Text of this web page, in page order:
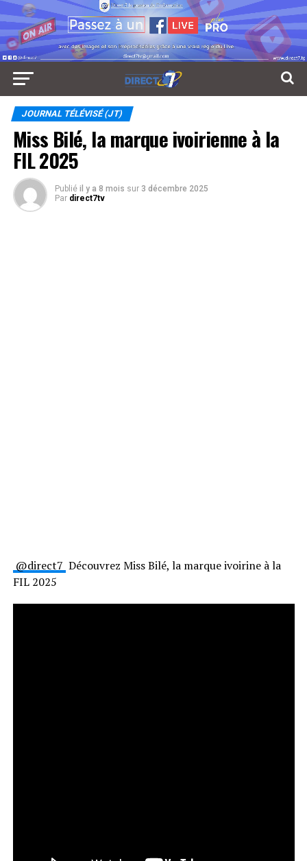
JOURNAL TÉLÉVISÉ (JT)
Miss Bilé, la marque ivoirienne à la
FIL 2025
Publié il y a 8 mois sur 3 décembre 2025
Par direct7tv
⁨@direct7⁩ Découvrez Miss Bilé, la marque ivoirine à la
FIL 2025